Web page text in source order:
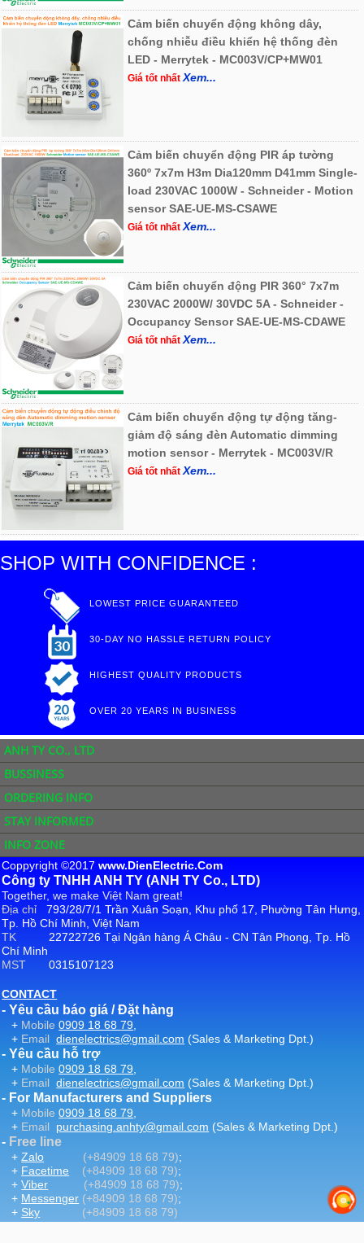
Cảm biến chuyển động không dây,
chống nhiễu điều khiển hệ thống đèn
LED - Merrytek - MC003V/CP+MW01
Giá tốt nhấtXem...
Cảm biến chuyển động PIR áp tường
360º 7x7m H3m Dia120mm D41mm Single-
load 230VAC 1000W - Schneider - Motion
sensor SAE-UE-MS-CSAWE
Giá tốt nhấtXem...
Cảm biến chuyển động PIR 360° 7x7m
230VAC 2000W/ 30VDC 5A - Schneider -
Occupancy Sensor SAE-UE-MS-CDAWE
Giá tốt nhấtXem...
Cảm biến chuyển động tự động tăng-
giảm độ sáng đèn Automatic dimming
motion sensor - Merrytek - MC003V/R
Giá tốt nhấtXem...
SHOP WITH CONFIDENCE :
LOWEST PRICE GUARANTEED
30-DAY NO HASSLE RETURN POLICY
HIGHEST QUALITY PRODUCTS
OVER 20 YEARS IN BUSINESS
ANH TY CO., LTD
BUSSINESS
ORDERING INFO
STAY INFORMED
INFO ZONE
Coppyright ©2017www.DienElectric.Com
Công ty TNHH ANH TY (ANH TY Co., LTD)
Together, we make Việt Nam great!
Địa chỉ793/28/7/1 Trần Xuân Soạn, Khu phố 17, Phường Tân Hưng,
Tp. Hồ Chí Minh, Việt Nam
TK22722726 Tại Ngân hàng Á Châu - CN Tân Phong, Tp. Hồ
Chí Minh
MST0315107123
CONTACT
- Yêu cầu báo giá / Đặt hàng
+ Mobile 0909 18 68 79,
+ Email dienelectrics@gmail.com (Sales & Marketing Dpt.)
- Yêu cầu hỗ trợ
+ Mobile 0909 18 68 79,
+ Email dienelectrics@gmail.com (Sales & Marketing Dpt.)
- For Manufacturers and Suppliers
+ Mobile 0909 18 68 79,
+ Email purchasing.anhty@gmail.com (Sales & Marketing Dpt.)
- Free line
+Zalo (+84909 18 68 79);
+ Facetime (+84909 18 68 79);
+Viber (+84909 18 68 79);
+ Messenger (+84909 18 68 79);
+ Sky (+84909 18 68 79)